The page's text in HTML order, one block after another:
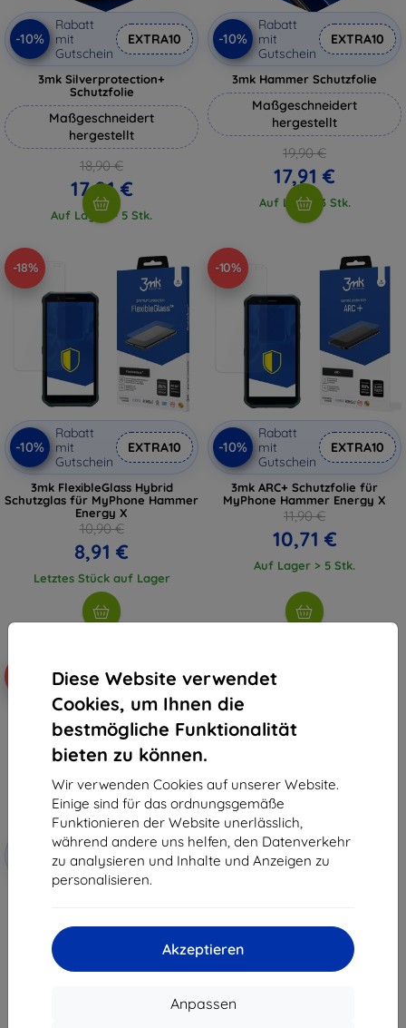
Diese Website verwendet
Cookies, um Ihnen die
bestmögliche Funktionalität
bieten zu können.
Wir verwenden Cookies auf unserer Website.
Einige sind für das ordnungsgemäße
Funktionieren der Website unerlässlich,
während andere uns helfen, den Datenverkehr
zu analysieren und Inhalte und Anzeigen zu
personalisieren.
Akzeptieren
Anpassen
-10%
Rabatt
mit
Gutschein
EXTRA10
3mk Silverprotection+
Schutzfolie
Maßgeschneidert
hergestellt
18,90 €
17,01 €
Auf Lager > 5 Stk.
-10%
Rabatt
mit
Gutschein
EXTRA10
3mk Hammer Schutzfolie
Maßgeschneidert
hergestellt
19,90 €
17,91 €
Auf Lager 3 Stk.
-18%
-10%
Rabatt
mit
Gutschein
EXTRA10
3mk FlexibleGlass Hybrid
Schutzglas für MyPhone Hammer
Energy X
10,90 €
8,91 €
Letztes Stück auf Lager
-10%
-10%
Rabatt
mit
Gutschein
EXTRA10
3mk ARC+ Schutzfolie für
MyPhone Hammer Energy X
11,90 €
10,71 €
Auf Lager > 5 Stk.
Rabatt
mit
Gutschein
EXTRA10